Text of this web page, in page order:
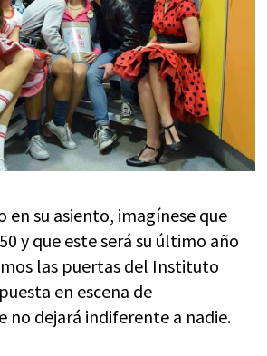
en su asiento, imagínese que
y que este será su último año
las puertas del Instituto
en escena de
no dejará indiferente a nadie.